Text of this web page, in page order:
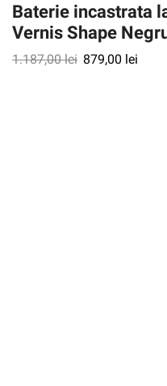
Baterie incastrata
Vernis Shape
1.187,00lei 879,00 lei